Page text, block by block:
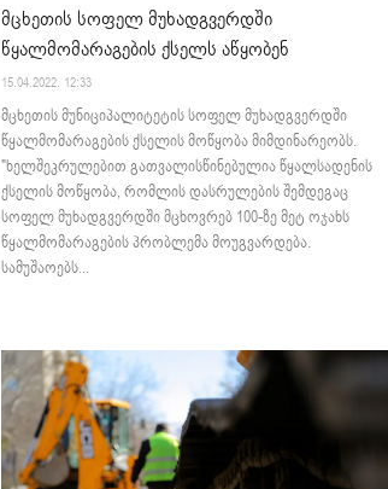
მცხეთის სოფელ მუხადგვერდში
წყალმომარაგების ქსელს აწყობენ
15.04.2022. 12:33
მცხეთის მუნიციპალიტეტის სოფელ მუხადგვერდში
წყალმომარაგების ქსელის მოწყობა მიმდინარეობს.
"ხელშეკრულებით გათვალისწინებულია წყალსადენის
ქსელის მოწყობა, რომლის დასრულების შემდეგაც
სოფელ მუხადგვერდში მცხოვრებ 100-ზე მეტ ოჯახს
წყალმომარაგების პრობლემა მოუგვარდება.
სამუშაოებს...